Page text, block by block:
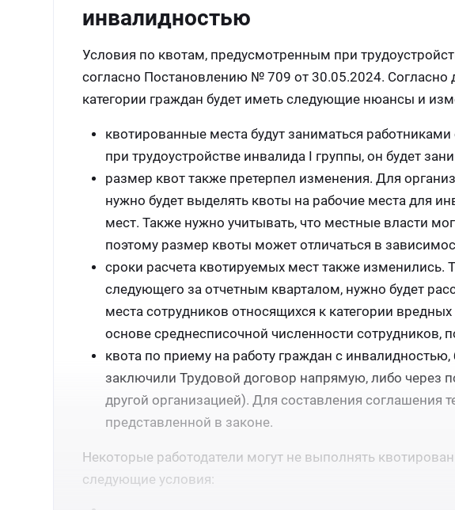
инвалидностью
Условия по квотам, предусмотренным при
согласно Постановлению № 709 от 30.05.2024.
категории граждан будет иметь следующие нюансы и
квотированные места будут заниматься
при трудоустройстве инвалида I группы, он будет
размер квот также претерпел изменения. Для
нужно будет выделять квоты на рабочие места для
мест. Также нужно учитывать, что местные власти
поэтому размер квоты может отличаться в
сроки расчета квотируемых мест также изменились.
следующего за отчетным кварталом, нужно будет
места сотрудников относящихся к категории
основе среднесписочной численности сотрудников,
квота по приему на работу граждан с
заключили Трудовой договор напрямую, либо через
другой организацией). Для составления соглашения
представленной в законе.
Некоторые работодатели могут не выполнять
следующие условия: